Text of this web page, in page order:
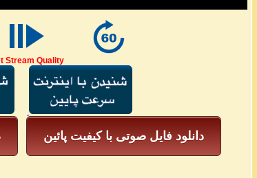
Stream Quality
دانلود فایل صوتی با کیفیت پائین